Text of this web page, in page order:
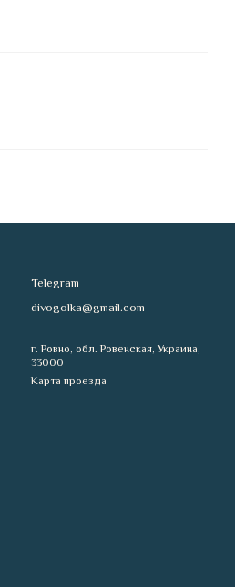
Telegram
divogolka@gmail.com
г. Ровно, обл. Ровенская, Украина,
33000
Карта проезда